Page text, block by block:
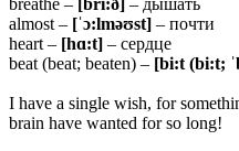
almost – [ˈɔ:lməʊst] – почти
heart – [hɑ:t] – сердце
beat (beat; beaten) – [bi:t (bi:t;
I have a single wish, for
brain have wanted for so long!